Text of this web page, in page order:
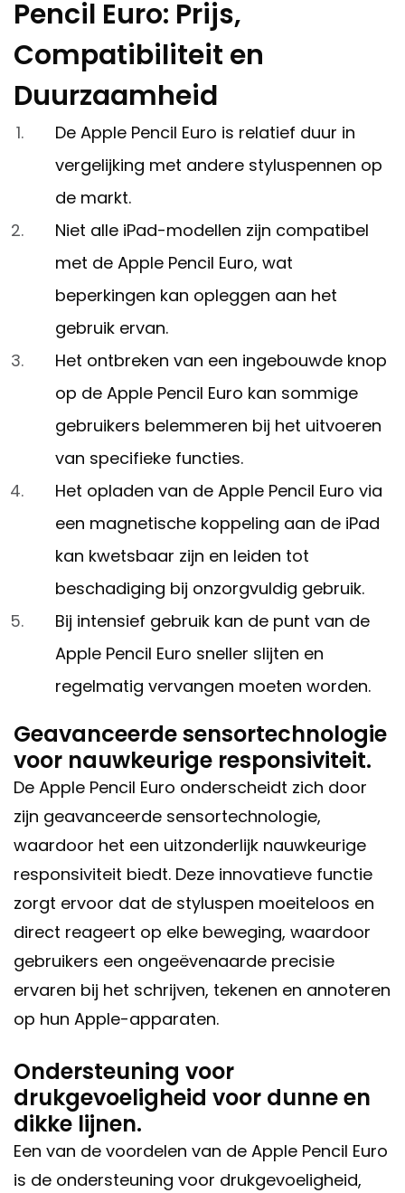
Pencil Euro: Prijs,
Compatibiliteit en
Duurzaamheid
De Apple Pencil Euro is relatief duur in
vergelijking met andere styluspennen op
de markt.
Niet alle iPad-modellen zijn compatibel
met de Apple Pencil Euro, wat
beperkingen kan opleggen aan het
gebruik ervan.
Het ontbreken van een ingebouwde knop
op de Apple Pencil Euro kan sommige
gebruikers belemmeren bij het uitvoeren
van specifieke functies.
Het opladen van de Apple Pencil Euro via
een magnetische koppeling aan de iPad
kan kwetsbaar zijn en leiden tot
beschadiging bij onzorgvuldig gebruik.
Bij intensief gebruik kan de punt van de
Apple Pencil Euro sneller slijten en
regelmatig vervangen moeten worden.
Geavanceerde sensortechnologie
voor nauwkeurige responsiviteit.
De Apple Pencil Euro onderscheidt zich door
zijn geavanceerde sensortechnologie,
waardoor het een uitzonderlijk nauwkeurige
responsiviteit biedt. Deze innovatieve functie
zorgt ervoor dat de styluspen moeiteloos en
direct reageert op elke beweging, waardoor
gebruikers een ongeëvenaarde precisie
ervaren bij het schrijven, tekenen en annoteren
op hun Apple-apparaten.
Ondersteuning voor
drukgevoeligheid voor dunne en
dikke lijnen.
Een van de voordelen van de Apple Pencil Euro
is de ondersteuning voor drukgevoeligheid,